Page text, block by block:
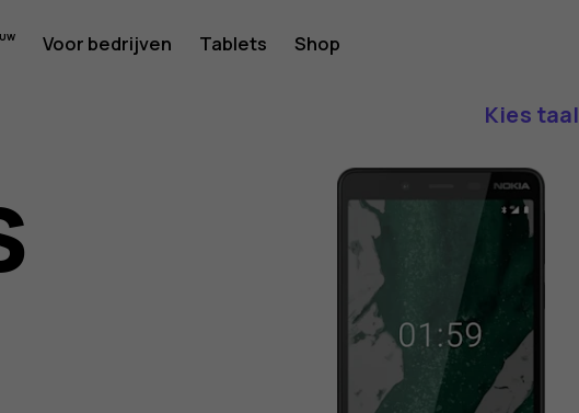
Voor bedrijven Tablets Shop
Kies taal